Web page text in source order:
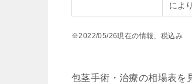
によ
※2022/05/26現在の情報、税込み
包茎手術・治療の相場表を